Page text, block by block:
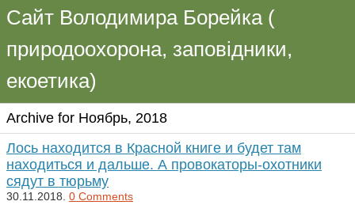
Сайт Володимира Борейка (
природоохорона, заповідники,
екоетика)
Archive for Ноябрь, 2018
Лось находится в Красной книге и будет там
находиться и дальше. А провокаторы-охотники
сядут в тюрьму
30.11.2018. 0 Comments